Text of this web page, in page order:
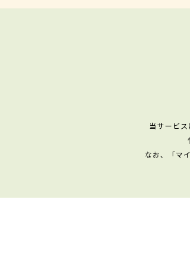
当サービ
なお、「マ